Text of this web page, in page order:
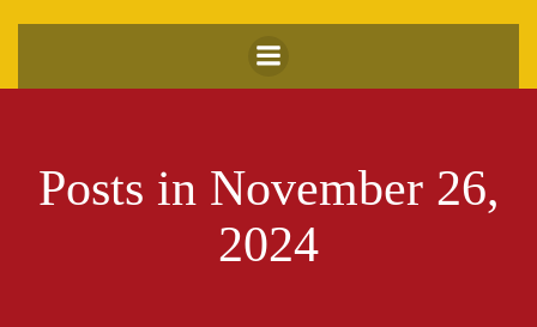
Inhalt
springen
Posts in November 26,
2024